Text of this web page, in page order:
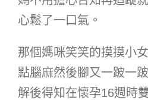
心鬆了一口氣。
那個媽咪笑笑的摸摸小
點腦麻然後腳又一跛一
解後得知在懷孕16週時